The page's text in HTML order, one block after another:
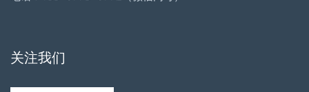
关注我们